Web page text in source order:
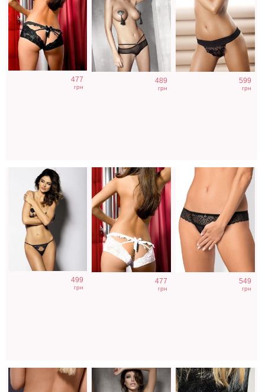
477
грн
489
грн
599
грн
Оригинальные
трусики-стринги
499
грн
Кружевные
сексуальные
477
грн
Черные трусики-
549
грн
Красные стринги
Полупрозрачные
Женские
эротические
черные трусики